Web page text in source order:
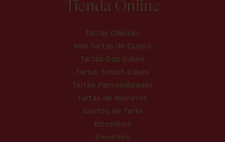
Tienda Online
Tartas Clásicas
Mini Tartas de Queso
Tartas Drip Cakes
Tartas Smash Cakes
Tartas Personalizadas
Tartas de Números
Vasitos de Tarta
Bizcochos
Sweeties